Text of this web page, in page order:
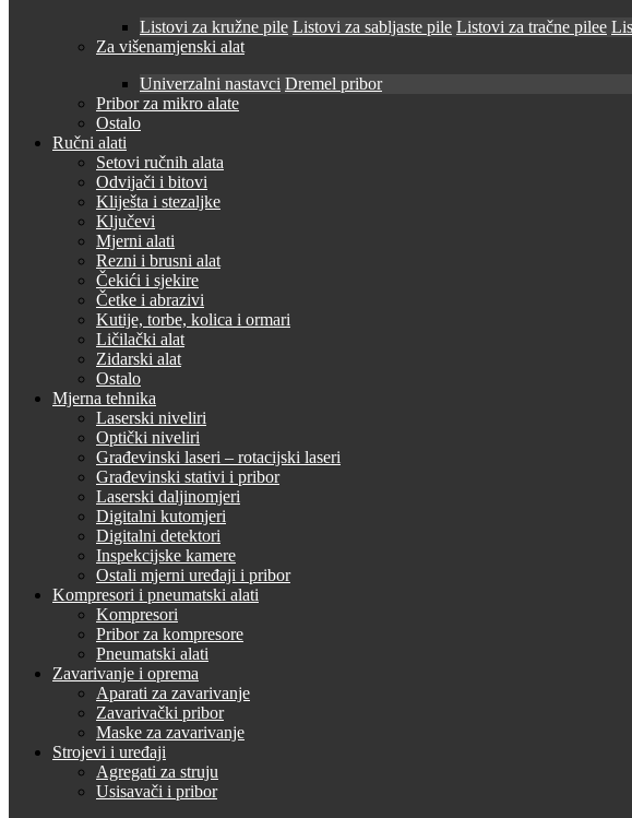
Listovi za kružne pile Listovi za sabljaste pile Listovi za tračne pilee
Za višenamjenski alat
Univerzalni nastavci Dremel pribor
Pribor za mikro alate
Ostalo
Ručni alati
Setovi ručnih alata
Odvijači i bitovi
Kliješta i stezaljke
Ključevi
Mjerni alati
Rezni i brusni alat
Čekići i sjekire
Četke i abrazivi
Kutije, torbe, kolica i ormari
Ličilački alat
Zidarski alat
Ostalo
Mjerna tehnika
Laserski niveliri
Optički niveliri
Građevinski laseri – rotacijski laseri
Građevinski stativi i pribor
Laserski daljinomjeri
Digitalni kutomjeri
Digitalni detektori
Inspekcijske kamere
Ostali mjerni uređaji i pribor
Kompresori i pneumatski alati
Kompresori
Pribor za kompresore
Pneumatski alati
Zavarivanje i oprema
Aparati za zavarivanje
Zavarivački pribor
Maske za zavarivanje
Strojevi i uređaji
Agregati za struju
Usisavači i pribor